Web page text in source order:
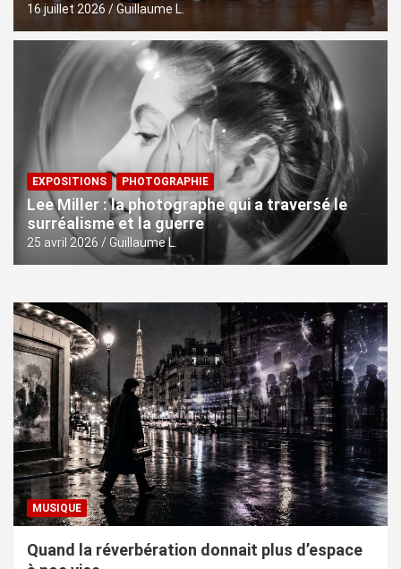
16 juillet 2026 Guillaume L.
EXPOSITIONS PHOTOGRAPHIE
Lee Miller : la photographe qui a traversé le
surréalisme et la guerre
25 avril 2026 Guillaume L.
MUSIQUE
Quand la réverbération donnait plus d’espace